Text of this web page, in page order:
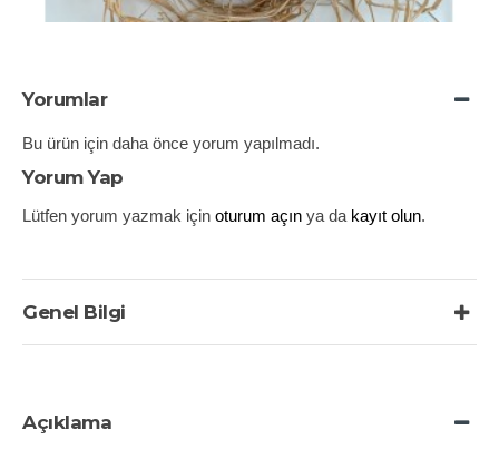
Yorumlar
Bu ürün için daha önce yorum yapılmadı.
Yorum Yap
Lütfen yorum yazmak için oturum açın ya da kayıt olun.
Genel Bilgi
Açıklama